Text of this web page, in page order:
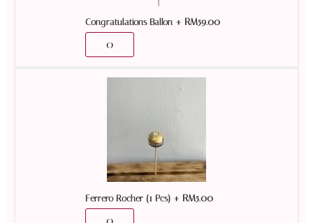
Congratulations Ballon+ RM59.00
Ferrero Rocher (1 Pcs) + RM5.00